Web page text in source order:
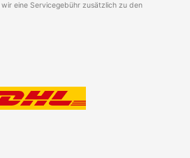
eine Servicegebühr zusätzlich zu den